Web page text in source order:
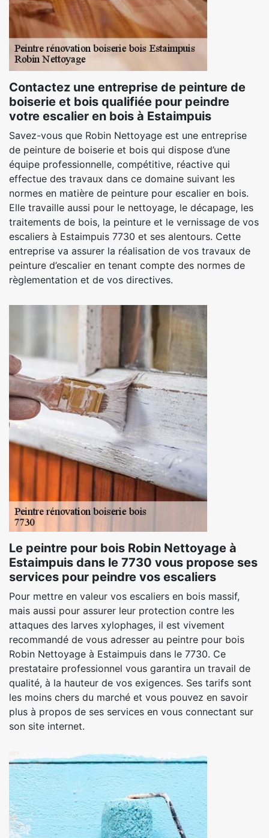
Contactez une entreprise de peinture de
boiserie et bois qualifiée pour peindre
votre escalier en bois à Estaimpuis
Savez-vous que Robin Nettoyage est une entreprise
de peinture de boiserie et bois qui dispose d’une
équipe professionnelle, compétitive, réactive qui
effectue des travaux dans ce domaine suivant les
normes en matière de peinture pour escalier en bois.
Elle travaille aussi pour le nettoyage, le décapage, les
traitements de bois, la peinture et le vernissage de vos
escaliers à Estaimpuis 7730 et ses alentours. Cette
entreprise va assurer la réalisation de vos travaux de
peinture d’escalier en tenant compte des normes de
règlementation et de vos directives.
Le peintre pour bois Robin Nettoyage à
Estaimpuis dans le 7730 vous propose ses
services pour peindre vos escaliers
Pour mettre en valeur vos escaliers en bois massif,
mais aussi pour assurer leur protection contre les
attaques des larves xylophages, il est vivement
recommandé de vous adresser au peintre pour bois
Robin Nettoyage à Estaimpuis dans le 7730. Ce
prestataire professionnel vous garantira un travail de
qualité, à la hauteur de vos exigences. Ses tarifs sont
les moins chers du marché et vous pouvez en savoir
plus à propos de ses services en vous connectant sur
son site internet.